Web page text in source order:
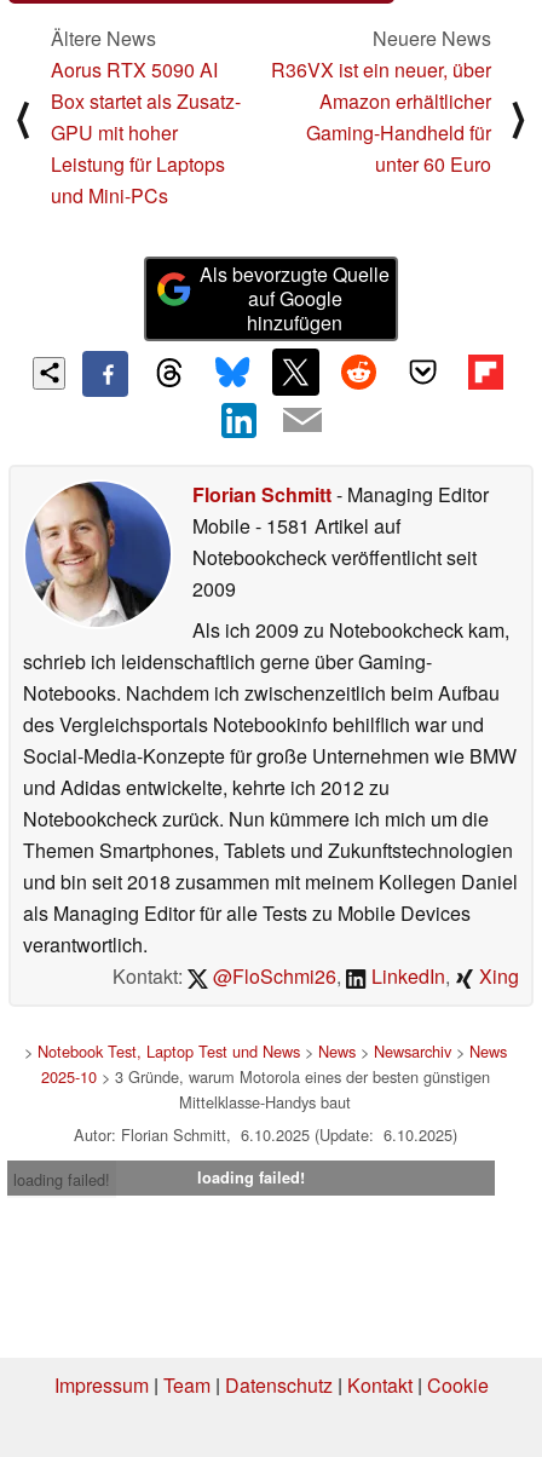
⟨
Ältere News
Aorus RTX 5090 AI
Box startet als Zusatz-
GPU mit hoher
Leistung für Laptops
und Mini-PCs
Neuere News
R36VX ist ein neuer, über
Amazon erhältlicher
Gaming-Handheld für
unter 60 Euro
⟩
Als bevorzugte Quelle
auf Google
hinzufügen
Florian Schmitt- Managing Editor
Mobile- 1581 Artikel auf
Notebookcheck veröffentlichtseit
2009
Als ich 2009 zu Notebookcheck kam,
schrieb ich leidenschaftlich gerne über Gaming-
Notebooks. Nachdem ich zwischenzeitlich beim Aufbau
des Vergleichsportals Notebookinfo behilflich war und
Social-Media-Konzepte für große Unternehmen wie BMW
und Adidas entwickelte, kehrte ich 2012 zu
Notebookcheck zurück. Nun kümmere ich mich um die
Themen Smartphones, Tablets und Zukunftstechnologien
und bin seit 2018 zusammen mit meinem Kollegen Daniel
als Managing Editor für alle Tests zu Mobile Devices
verantwortlich.
Kontakt:
@FloSchmi26, LinkedIn, Xing
> Notebook Test, Laptop Test und News> News> Newsarchiv> News
2025-10> 3 Gründe, warum Motorola eines der besten günstigen
Mittelklasse-Handys baut
Autor: Florian Schmitt, 6.10.2025 (Update: 6.10.2025)
loading failed!
loading failed!
Impressum| Team| Datenschutz| Kontakt| Cookie